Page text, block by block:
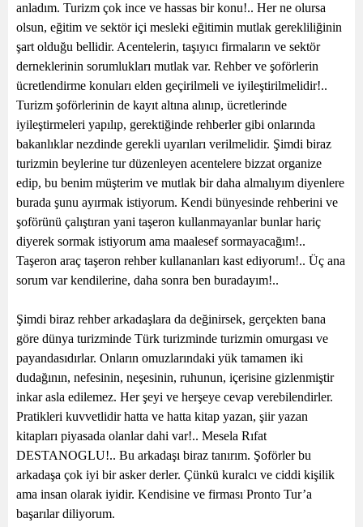
anladım. Turizm çok ince ve hassas bir konu!.. Her ne olursa
olsun, eğitim ve sektör içi mesleki eğitimin mutlak gerekliliğinin
şart olduğu bellidir. Acentelerin, taşıyıcı firmaların ve sektör
derneklerinin sorumlukları mutlak var. Rehber ve şoförlerin
ücretlendirme konuları elden geçirilmeli ve iyileştirilmelidir!..
Turizm şoförlerinin de kayıt altına alınıp, ücretlerinde
iyileştirmeleri yapılıp, gerektiğinde rehberler gibi onlarında
bakanlıklar nezdinde gerekli uyarıları verilmelidir. Şimdi biraz
turizmin beylerine tur düzenleyen acentelere bizzat organize
edip, bu benim müşterim ve mutlak bir daha almalıyım diyenlere
burada şunu ayırmak istiyorum. Kendi bünyesinde rehberini ve
şoförünü çalıştıran yani taşeron kullanmayanlar bunlar hariç
diyerek sormak istiyorum ama maalesef sormayacağım!..
Taşeron araç taşeron rehber kullananları kast ediyorum!.. Üç ana
sorum var kendilerine, daha sonra ben buradayım!..
Şimdi biraz rehber arkadaşlara da değinirsek, gerçekten bana
göre dünya turizminde Türk turizminde turizmin omurgası ve
payandasıdırlar. Onların omuzlarındaki yük tamamen iki
dudağının, nefesinin, neşesinin, ruhunun, içerisine gizlenmiştir
inkar asla edilemez. Her şeyi ve herşeye cevap verebilendirler.
Pratikleri kuvvetlidir hatta ve hatta kitap yazan, şiir yazan
kitapları piyasada olanlar dahi var!.. Mesela Rıfat
DESTANOGLU!.. Bu arkadaşı biraz tanırım. Şoförler bu
arkadaşa çok iyi bir asker derler. Çünkü kuralcı ve ciddi kişilik
ama insan olarak iyidir. Kendisine ve firması Pronto Tur’a
başarılar diliyorum.